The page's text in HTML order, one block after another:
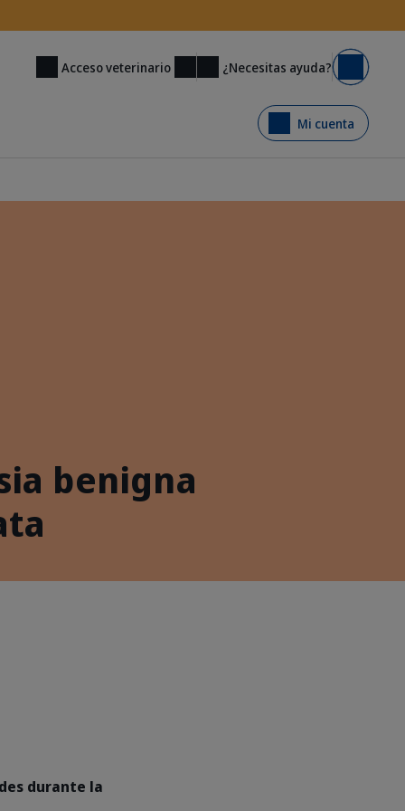
Acceso veterinario ¿Necesitas ayuda? Carrito
Mi cuenta
benigna
durante la